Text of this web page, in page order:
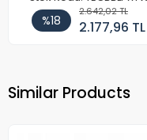
%18
2.642,02 TL
2.177,96 TL
Similar Products